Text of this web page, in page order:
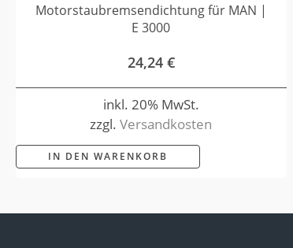
Motorstaubremsendichtung für MAN |
E 3000
24,24 €
inkl. 20% MwSt.
zzgl.Versandkosten
IN DEN WARENKORB